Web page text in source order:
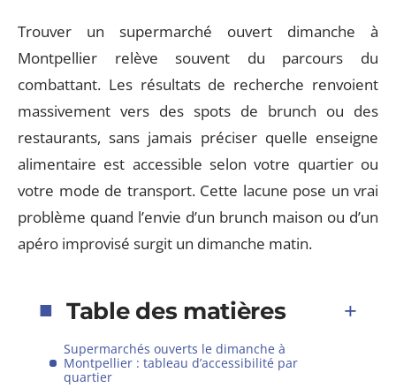
Trouver un supermarché ouvert dimanche à
Montpellier relève souvent du parcours du
combattant. Les résultats de recherche renvoient
massivement vers des spots de brunch ou des
restaurants, sans jamais préciser quelle enseigne
alimentaire est accessible selon votre quartier ou
votre mode de transport. Cette lacune pose un vrai
problème quand l’envie d’un brunch maison ou d’un
apéro improvisé surgit un dimanche matin.
Table des matières
Supermarchés ouverts le dimanche à
Montpellier : tableau d’accessibilité par
quartier